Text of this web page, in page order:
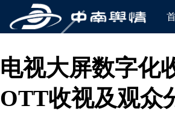
电视大屏数字
OTT收视及观众